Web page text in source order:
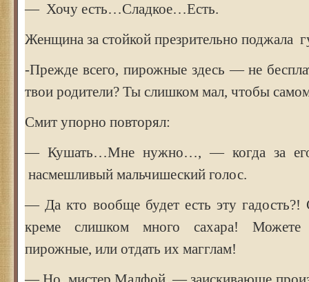
— Хочу есть…Сладкое…Есть.
Женщина за стойкой презрительно поджала
-Прежде всего, пирожные здесь — не
твои родители? Ты слишком мал, чтобы
Смит упорно повторял:
— Кушать…Мне нужно…, — когда за его
насмешливый мальчишеский голос.
— Да кто вообще будет есть эту гадость?!
креме слишком много сахара! Можете
пирожные, или отдать их магглам!